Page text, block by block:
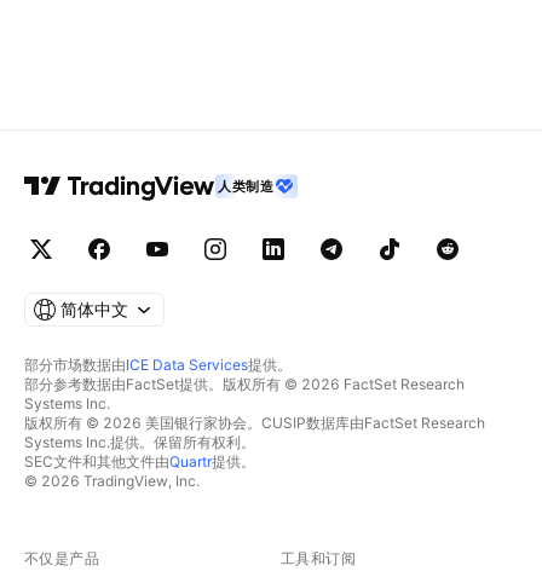
人类制造
简体中文
部分市场数据由ICE Data Services提供。
部分参考数据由FactSet提供。版权所有 © 2026 FactSet Research
Systems Inc.
版权所有 © 2026 美国银行家协会。CUSIP数据库由FactSet Research
Systems Inc.提供。保留所有权利。
SEC文件和其他文件由Quartr提供。
© 2026 TradingView, Inc.
不仅是产品 工具和订阅